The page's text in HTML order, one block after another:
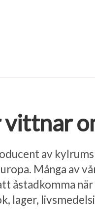
av
Många av
åstadkomma
lager,